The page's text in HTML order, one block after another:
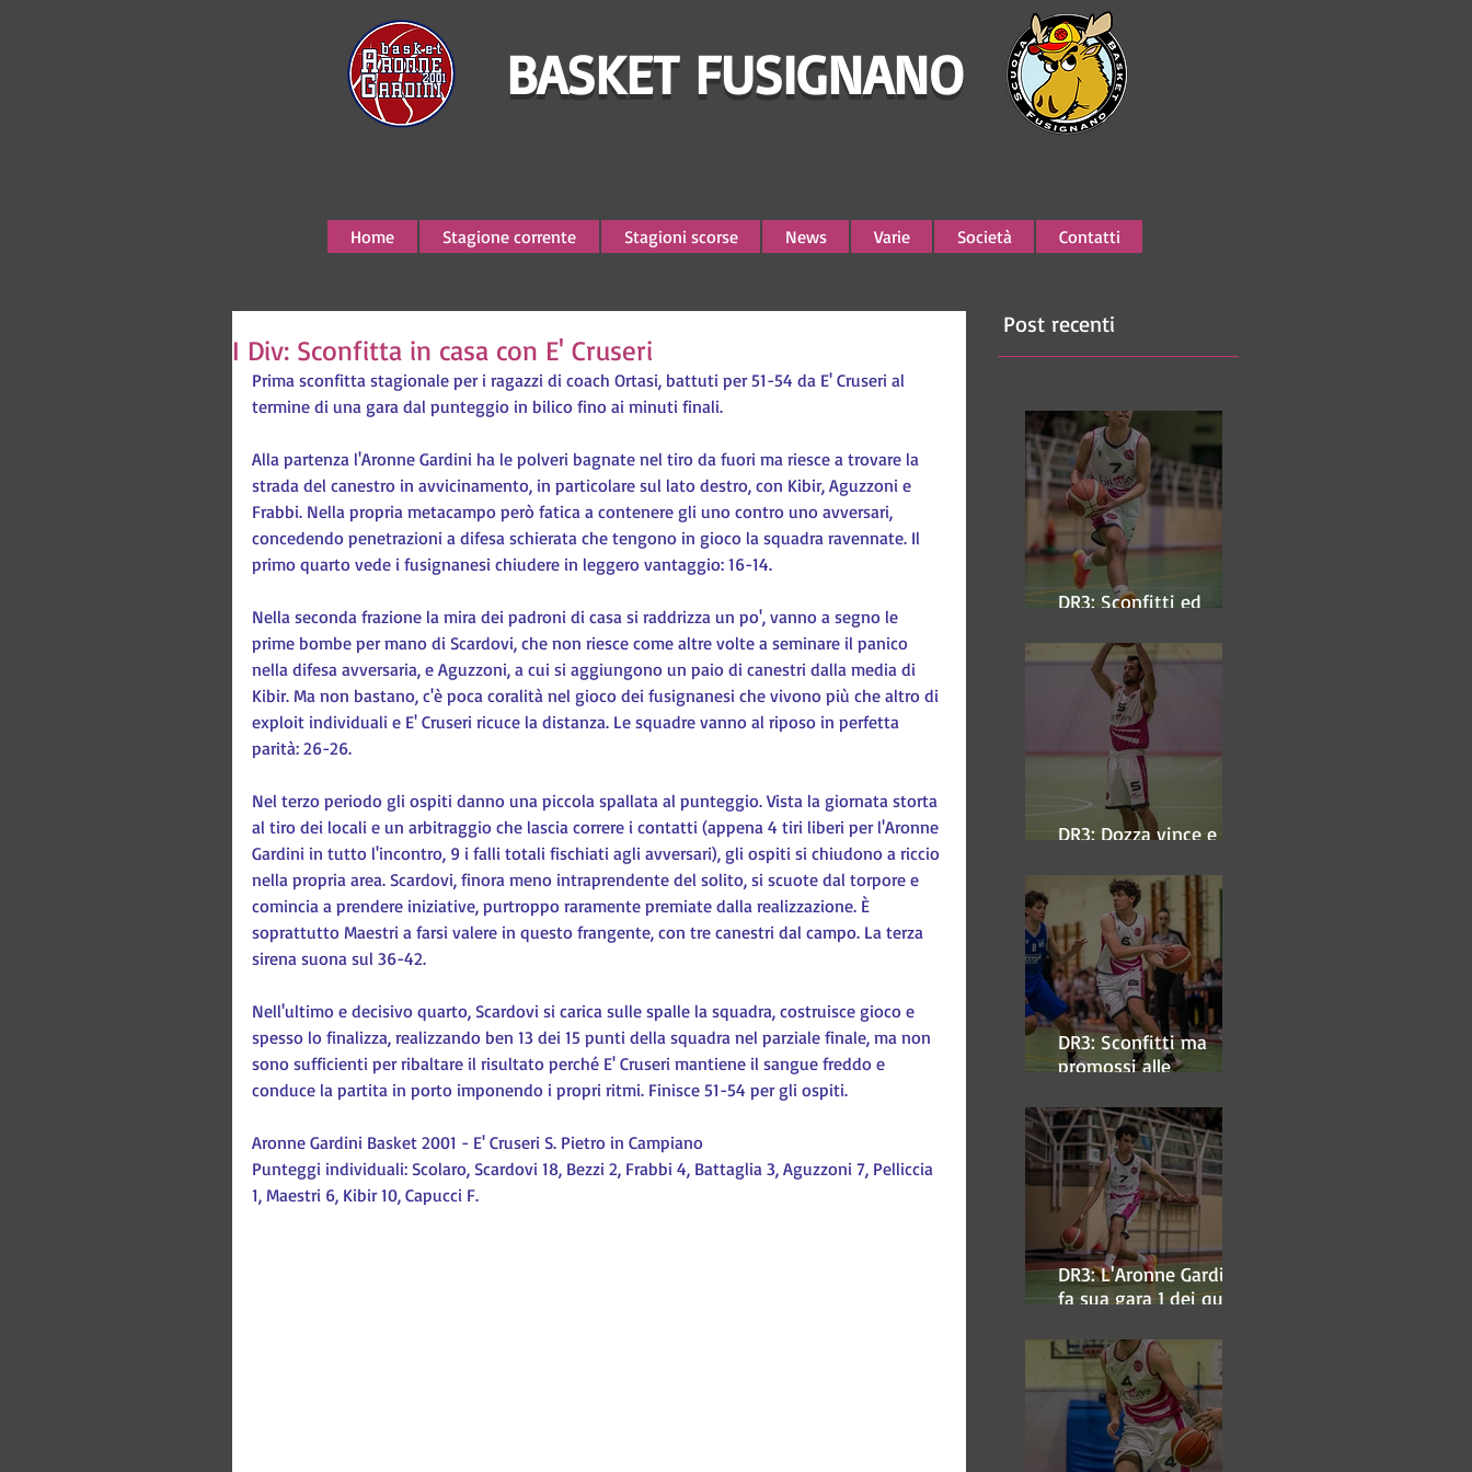
BASKET FUSIGNANO
Home Stagione corrente Stagioni scorse News Varie Società Contatti
I Div: Sconfitta in casa con E' Cruseri
Prima sconfitta stagionale per i ragazzi di coach Ortasi, battuti per 51-54 da E' Cruseri al
termine di una gara dal punteggio in bilico fino ai minuti finali.
Alla partenza l'Aronne Gardini ha le polveri bagnate nel tiro da fuori ma riesce a trovare la
strada del canestro in avvicinamento, in particolare sul lato destro, con Kibir, Aguzzoni e
Frabbi. Nella propria metacampo però fatica a contenere gli uno contro uno avversari,
concedendo penetrazioni a difesa schierata che tengono in gioco la squadra ravennate. Il
primo quarto vede i fusignanesi chiudere in leggero vantaggio: 16-14.
Nella seconda frazione la mira dei padroni di casa si raddrizza un po', vanno a segno le
prime bombe per mano di Scardovi, che non riesce come altre volte a seminare il panico
nella difesa avversaria, e Aguzzoni, a cui si aggiungono un paio di canestri dalla media di
Kibir. Ma non bastano, c'è poca coralità nel gioco dei fusignanesi che vivono più che altro di
exploit individuali e E' Cruseri ricuce la distanza. Le squadre vanno al riposo in perfetta
parità: 26-26.
Nel terzo periodo gli ospiti danno una piccola spallata al punteggio. Vista la giornata storta
al tiro dei locali e un arbitraggio che lascia correre i contatti (appena 4 tiri liberi per l'Aronne
Gardini in tutto l'incontro, 9 i falli totali fischiati agli avversari), gli ospiti si chiudono a riccio
nella propria area. Scardovi, finora meno intraprendente del solito, si scuote dal torpore e
comincia a prendere iniziative, purtroppo raramente premiate dalla realizzazione. È
soprattutto Maestri a farsi valere in questo frangente, con tre canestri dal campo. La terza
sirena suona sul 36-42.
Nell'ultimo e decisivo quarto, Scardovi si carica sulle spalle la squadra, costruisce gioco e
spesso lo finalizza, realizzando ben 13 dei 15 punti della squadra nel parziale finale, ma non
sono sufficienti per ribaltare il risultato perché E' Cruseri mantiene il sangue freddo e
conduce la partita in porto imponendo i propri ritmi. Finisce 51-54 per gli ospiti.
Aronne Gardini Basket 2001 - E' Cruseri S. Pietro in Campiano
Punteggi individuali: Scolaro, Scardovi 18, Bezzi 2, Frabbi 4, Battaglia 3, Aguzzoni 7, Pelliccia
1, Maestri 6, Kibir 10, Capucci F.
Post recenti
DR3: Sconfitti ed
DR3: Dozza vince e
DR3: Sconfitti ma
promossi alle
DR3: L'Aronne Gardini
fa sua gara 1 dei quarti